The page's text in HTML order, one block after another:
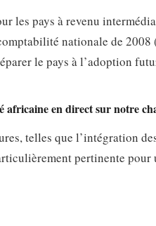
les pays à revenu
nationale de
le pays à l’adoption
africaine en direct sur notre
telles que l’intégration
pertinente pour